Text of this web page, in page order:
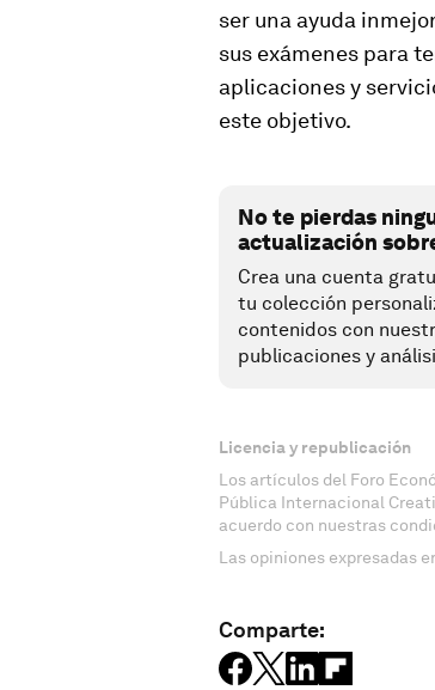
ser una ayuda
sus exámenes para
aplicaciones y
este objetivo.
No te pierdas
actualización
Crea una cuenta
tu colección
contenidos con
publicaciones y
Licencia y republicación
Los artículos del Foro
Pública Internacional
acuerdo con nuestras
Las opiniones expresadas
Comparte: